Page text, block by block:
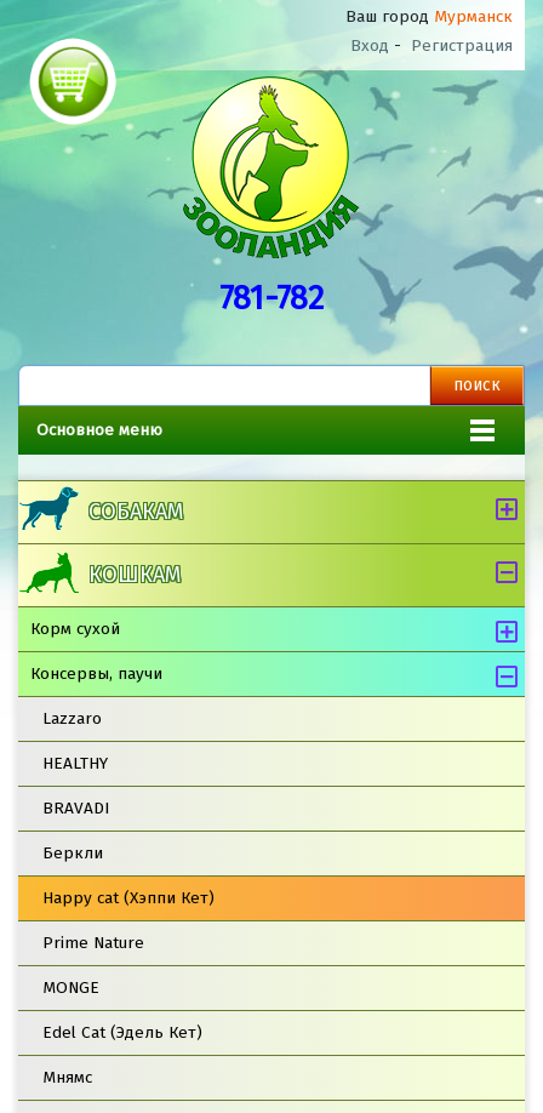
Ваш город Мурманск
Вход - Регистрация
781-782
Основное меню
СОБАКАМ
КОШКАМ
Корм сухой
Консервы, паучи
Lazzaro
HEALTHY
BRAVADI
Беркли
Happy cat (Хэппи Кет)
Prime Nature
MONGE
Edel Cat (Эдель Кет)
Мнямс